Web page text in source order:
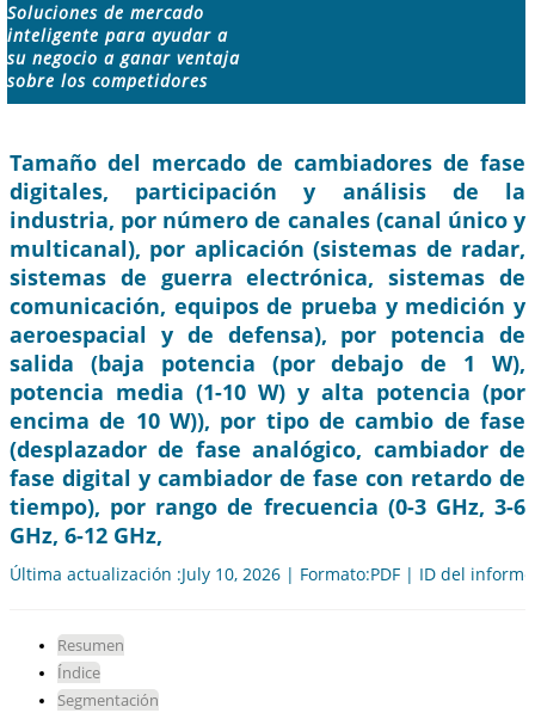
Soluciones de mercado
inteligente para ayudar a
su negocio a ganar ventaja
sobre los competidores
Tamaño del mercado de cambiadores de fase
digitales, participación y análisis de la
industria, por número de canales (canal único y
multicanal), por aplicación (sistemas de radar,
sistemas de guerra electrónica, sistemas de
comunicación, equipos de prueba y medición y
aeroespacial y de defensa), por potencia de
salida (baja potencia (por debajo de 1 W),
potencia media (1-10 W) y alta potencia (por
encima de 10 W)), por tipo de cambio de fase
(desplazador de fase analógico, cambiador de
fase digital y cambiador de fase con retardo de
tiempo), por rango de frecuencia (0-3 GHz, 3-6
GHz, 6-12 GHz,
Última actualización :July 10, 2026 | Formato:PDF | ID del
Resumen
Índice
Segmentación